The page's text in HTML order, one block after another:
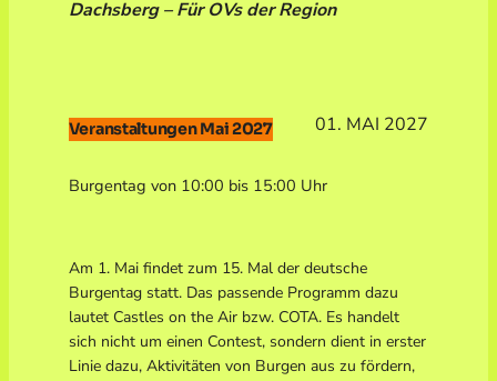
Dachsberg – Für OVs der Region
Veranstaltungen Mai 2027 01. MAI 2027
Burgentag von 10:00 bis 15:00 Uhr
Am 1. Mai findet zum 15. Mal der deutsche
Burgentag statt. Das passende Programm dazu
lautet Castles on the Air bzw. COTA. Es handelt
sich nicht um einen Contest, sondern dient in erster
Linie dazu, Aktivitäten von Burgen aus zu fördern,